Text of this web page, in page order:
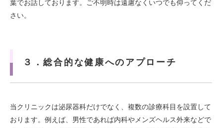
葉でお話しております。ご不明時は遠慮なくいつでも仰ってくだ
さい。
３．総合的な健康へのアプローチ
当クリニックは泌尿器科だけでなく、複数の診療科目を設置して
おります。例えば、男性であれば内科やメンズヘルス外来などで